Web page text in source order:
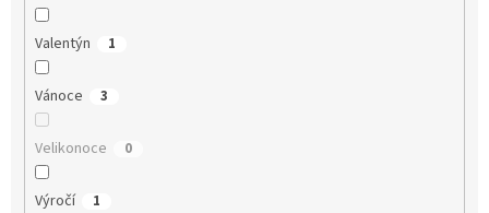
Valentýn 1
Vánoce 3
Velikonoce 0
Výročí 1